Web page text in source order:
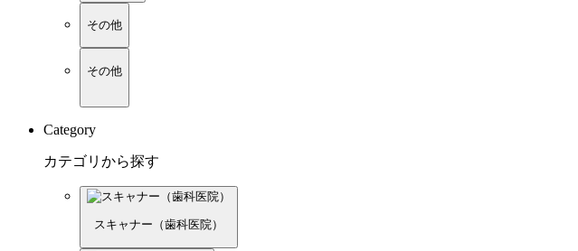
その他
その他
Category
カテゴリから探す
スキャナー（歯科医院）